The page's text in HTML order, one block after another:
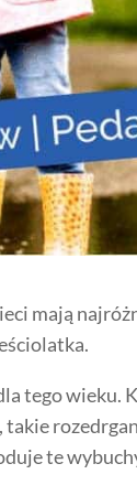
mają
tego wieku.
takie
te